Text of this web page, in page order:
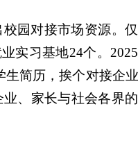
园对接市场资源。
实习基地24个。
生简历，挨个对接企
、家长与社会各界